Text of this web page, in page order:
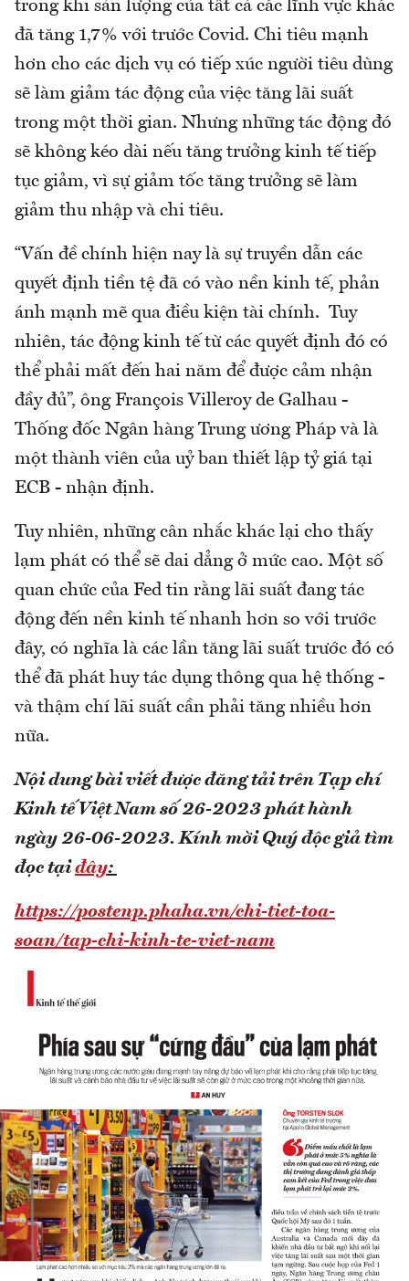
trong khi sản lượng của tất cả các lĩnh vực khác
đã tăng 1,7% với trước Covid. Chi tiêu mạnh
hơn cho các dịch vụ có tiếp xúc người tiêu dùng
sẽ làm giảm tác động của việc tăng lãi suất
trong một thời gian. Nhưng những tác động đó
sẽ không kéo dài nếu tăng trưởng kinh tế tiếp
tục giảm, vì sự giảm tốc tăng trưởng sẽ làm
giảm thu nhập và chi tiêu.
“Vấn đề chính hiện nay là sự truyền dẫn các
quyết định tiền tệ đã có vào nền kinh tế, phản
ánh mạnh mẽ qua điều kiện tài chính. Tuy
nhiên, tác động kinh tế từ các quyết định đó có
thể phải mất đến hai năm để được cảm nhận
đầy đủ”, ông François Villeroy de Galhau -
Thống đốc Ngân hàng Trung ương Pháp và là
một thành viên của uỷ ban thiết lập tỷ giá tại
ECB - nhận định.
Tuy nhiên, những cân nhắc khác lại cho thấy
lạm phát có thể sẽ dai dẳng ở mức cao. Một số
quan chức của Fed tin rằng lãi suất đang tác
động đến nền kinh tế nhanh hơn so với trước
đây, có nghĩa là các lần tăng lãi suất trước đó có
thể đã phát huy tác dụng thông qua hệ thống -
và thậm chí lãi suất cần phải tăng nhiều hơn
nữa.
Nội dung bài viết được đăng tải trên Tạp chí
Kinh tế Việt Nam số 26-2023 phát hành
ngày 26-06-2023.Kính mời Quý độc giả tìm
đọc tại đây:
https://postenp.phaha.vn/chi-tiet-toa-
soan/tap-chi-kinh-te-viet-nam